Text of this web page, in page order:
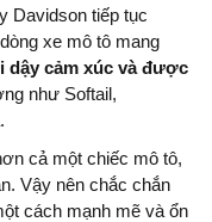
Davidson tiếp tục
xe mô tô mang
cảm xúc và được
như Softail,
cả một chiếc mô tô,
Vậy nên chắc chắn
cách mạnh mẽ và ổn